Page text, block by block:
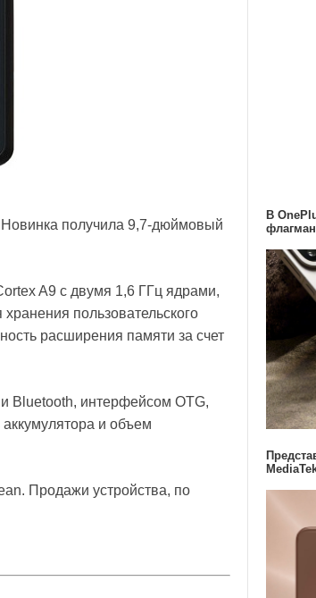
Новинка получила 9,7-дюймовый
A9 с двумя 1,6 ГГц ядрами,
пользовательского
расширения памяти за счет
Bluetooth, интерфейсом OTG,
и объем
Продажи устройства, по
В